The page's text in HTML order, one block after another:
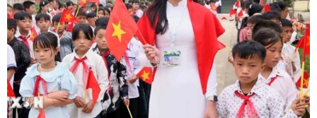
28/04/2026 02:34
Lật lại bí ẩn vụ trộm nghệ thuật lớn
nhất thế giới qua lời kể của cựu đặc
vụ FBI